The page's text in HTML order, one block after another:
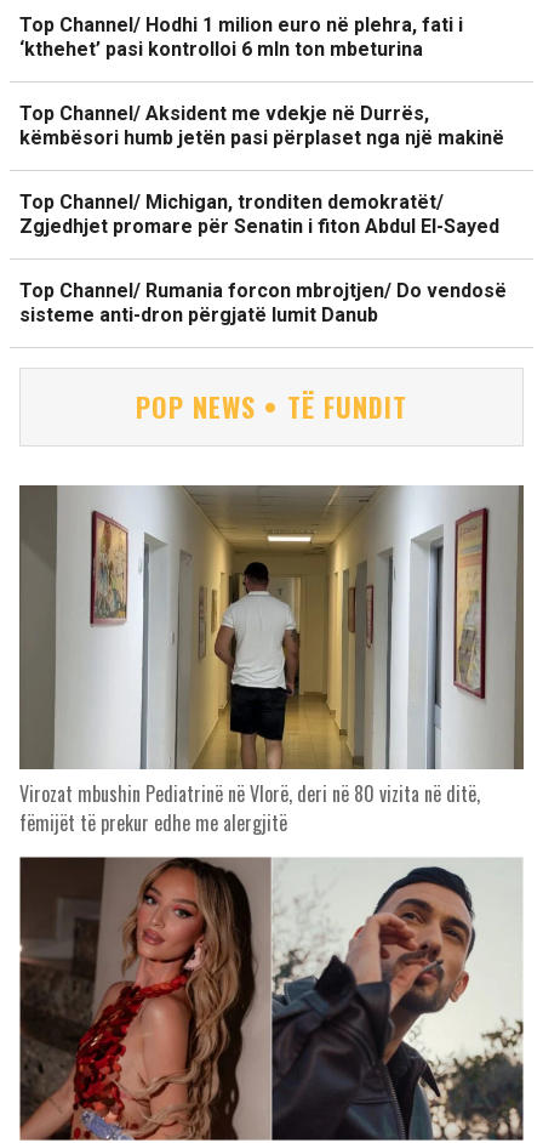
Top Channel/ Hodhi 1 milion euro në plehra, fati i
‘kthehet’ pasi kontrolloi 6 mln ton mbeturina
Top Channel/ Aksident me vdekje në Durrës,
këmbësori humb jetën pasi përplaset nga një makinë
Top Channel/ Michigan, tronditen demokratët/
Zgjedhjet promare për Senatin i fiton Abdul El-Sayed
Top Channel/ Rumania forcon mbrojtjen/ Do vendosë
sisteme anti-dron përgjatë lumit Danub
POP NEWS • TË FUNDIT
Virozat mbushin Pediatrinë në Vlorë, deri në 80 vizita në ditë,
fëmijët të prekur edhe me alergjitë